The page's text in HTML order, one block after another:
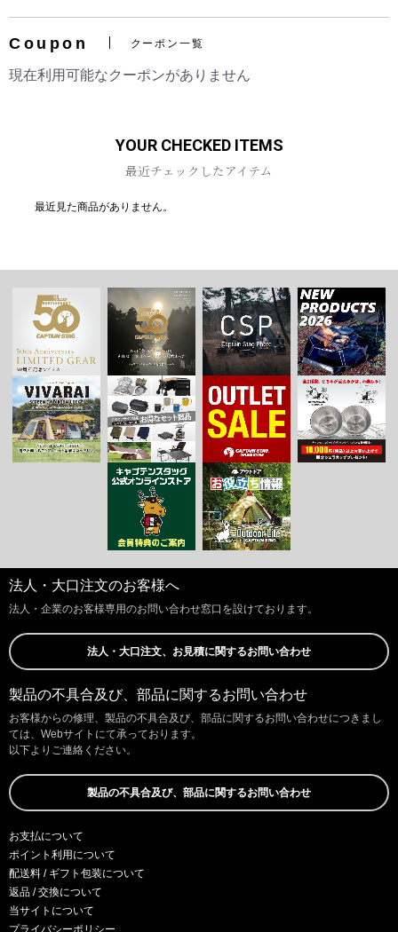
Coupon クーポン一覧
現在利用可能なクーポンがありません
YOUR CHECKED ITEMS
最近チェックしたアイテム
最近見た商品がありません。
法人・大口注文のお客様へ
法人・企業のお客様専用のお問い合わせ窓口を設けております。
法人・大口注文、お見積に関するお問い合わせ
製品の不具合及び、部品に関するお問い合わせ
お客様からの修理、製品の不具合及び、部品に関するお問い合わせにつきまし
ては、Webサイトにて承っております。
以下よりご連絡ください。
製品の不具合及び、部品に関するお問い合わせ
お支払について
ポイント利用について
配送料 / ギフト包装について
返品 / 交換について
当サイトについて
プライバシーポリシー